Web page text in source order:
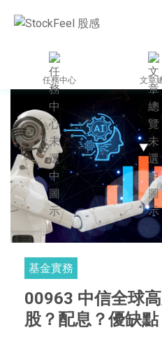
任務中心 文章
基金實務
00963 中信全球
股？配息？優缺點